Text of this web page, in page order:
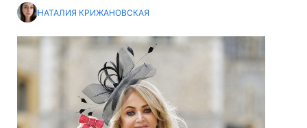
НАТАЛИЯ КРИЖАНОВСКАЯ